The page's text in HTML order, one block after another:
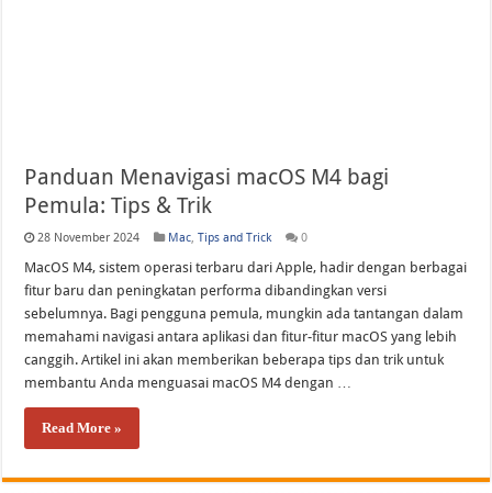
Panduan Menavigasi macOS M4 bagi
Pemula: Tips & Trik
28 November 2024 Mac,Tips and Trick 0
MacOS M4, sistem operasi terbaru dari Apple, hadir dengan berbagai
fitur baru dan peningkatan performa dibandingkan versi
sebelumnya. Bagi pengguna pemula, mungkin ada tantangan dalam
memahami navigasi antara aplikasi dan fitur-fitur macOS yang lebih
canggih. Artikel ini akan memberikan beberapa tips dan trik untuk
membantu Anda menguasai macOS M4 dengan …
Read More »